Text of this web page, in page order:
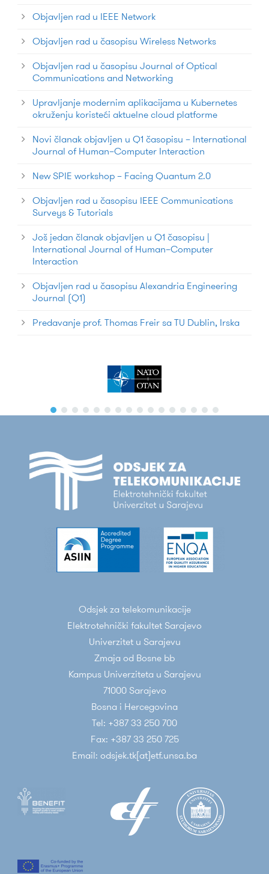
Objavljen rad u IEEE Network
Objavljen rad u časopisu Wireless Networks
Objavljen rad u časopisu Journal of Optical
Communications and Networking
Upravljanje modernim aplikacijama u Kubernetes
okruženju koristeći aktuelne cloud platforme
Novi članak objavljen u Q1 časopisu – International
Journal of Human–Computer Interaction
New SPIE workshop – Facing Quantum 2.0
Objavljen rad u časopisu IEEE Communications
Surveys & Tutorials
Još jedan članak objavljen u Q1 časopisu |
International Journal of Human–Computer
Interaction
Objavljen rad u časopisu Alexandria Engineering
Journal (Q1)
Predavanje prof. Thomas Freir sa TU Dublin, Irska
Odsjek za telekomunikacije
Elektrotehnički fakultet Sarajevo
Univerzitet u Sarajevu
Zmaja od Bosne bb
Kampus Univerziteta u Sarajevu
71000 Sarajevo
Bosna i Hercegovina
Tel: +387 33 250 700
Fax: +387 33 250 725
Email: odsjek.tk[at]etf.unsa.ba